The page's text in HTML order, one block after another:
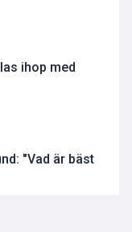
ihop med
"Vad är bäst